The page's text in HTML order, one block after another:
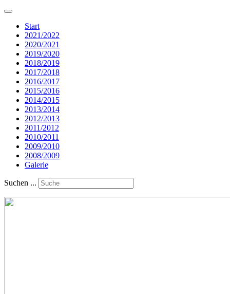
Start
2021/2022
2020/2021
2019/2020
2018/2019
2017/2018
2016/2017
2015/2016
2014/2015
2013/2014
2012/2013
2011/2012
2010/2011
2009/2010
2008/2009
Galerie
Suchen ...